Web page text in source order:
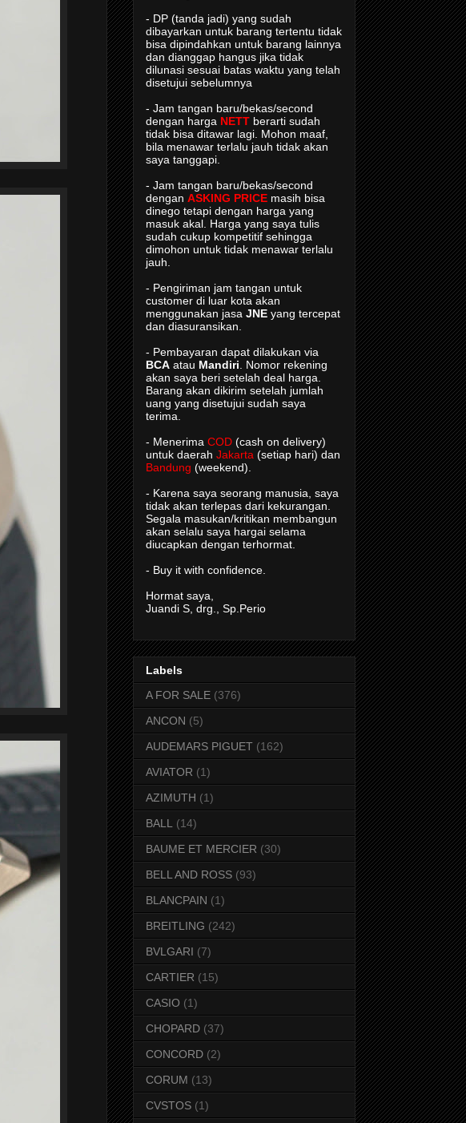
- DP (tanda jadi) yang sudah
dibayarkan untuk barang tertentu tidak
bisa dipindahkan untuk barang lainnya
dan dianggap hangus jika tidak
dilunasi sesuai batas waktu yang telah
disetujui sebelumnya
- Jam tangan baru/bekas/second
dengan harga NETT berarti sudah
tidak bisa ditawar lagi. Mohon maaf,
bila menawar terlalu jauh tidak akan
saya tanggapi.
- Jam tangan baru/bekas/second
dengan ASKING PRICE masih bisa
dinego tetapi dengan harga yang
masuk akal. Harga yang saya tulis
sudah cukup kompetitif sehingga
dimohon untuk tidak menawar terlalu
jauh.
- Pengiriman jam tangan untuk
customer di luar kota akan
menggunakan jasa JNE yang tercepat
dan diasuransikan.
- Pembayaran dapat dilakukan via
BCA atau Mandiri . Nomor rekening
akan saya beri setelah deal harga.
Barang akan dikirim setelah jumlah
uang yang disetujui sudah saya
terima.
- Menerima COD (cash on delivery)
untuk daerah Jakarta (setiap hari) dan
Bandung (weekend).
- Karena saya seorang manusia, saya
tidak akan terlepas dari kekurangan.
Segala masukan/kritikan membangun
akan selalu saya hargai selama
diucapkan dengan terhormat.
- Buy it with confidence.
Hormat saya,
Juandi S, drg., Sp.Perio
Labels
A FOR SALE (376)
ANCON (5)
AUDEMARS PIGUET (162)
AVIATOR (1)
AZIMUTH (1)
BALL
(14)
BAUME ET MERCIER (30)
BELL AND ROSS (93)
BLANCPAIN (1)
BREITLING (242)
BVLGARI (7)
CARTIER (15)
CASIO (1)
CHOPARD (37)
CONCORD (2)
CORUM (13)
CVSTOS (1)